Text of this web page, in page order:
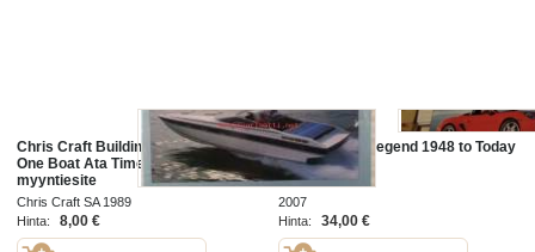
Chris Craft Building The Legend
One Boat Ata Time 1989 - Malliston
myyntiesite
Chris Craft SA 1989
Hinta:
8,00 €
Porsche The Legend 1948 to Today
2007
Hinta:
34,00 €